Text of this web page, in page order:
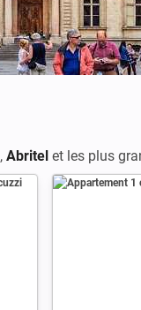
, Abritel et les plus